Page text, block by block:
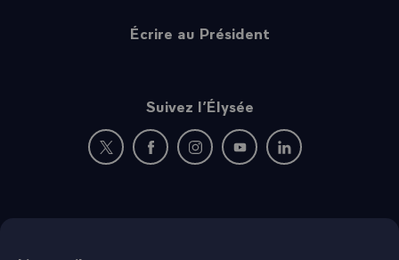
Écrire au Président
Suivez l’Élysée
Nouvelle fenêtre : rejoignez-nous sur Twitter
Nouvelle fenêtre : rejoignez-nous sur
Nouvelle fenêtre : rejoignez-nous
Nouvelle fenêtre :
Nouvelle fenêtre :